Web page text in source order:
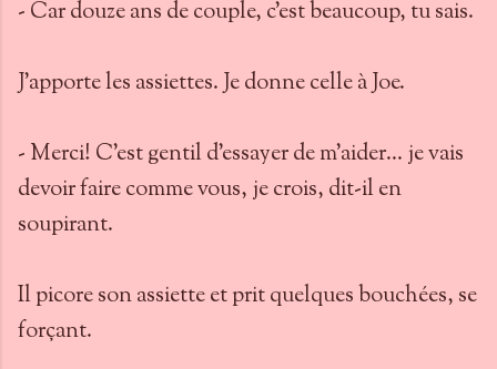
- Car douze ans de couple, c'est beaucoup, tu sais.
J'apporte les assiettes. Je donne celle à Joe.
- Merci! C'est gentil d'essayer de m'aider... je vais
devoir faire comme vous, je crois, dit-il en
soupirant.
Il picore son assiette et prit quelques bouchées, se
forçant.